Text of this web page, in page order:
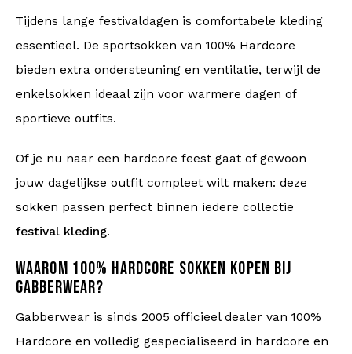
Tijdens lange festivaldagen is comfortabele kleding
essentieel. De sportsokken van 100% Hardcore
bieden extra ondersteuning en ventilatie, terwijl de
enkelsokken ideaal zijn voor warmere dagen of
sportieve outfits.
Of je nu naar een hardcore feest gaat of gewoon
jouw dagelijkse outfit compleet wilt maken: deze
sokken passen perfect binnen iedere collectie
festival kleding.
WAAROM 100% HARDCORE SOKKEN KOPEN BIJ
GABBERWEAR?
Gabberwear is sinds 2005 officieel dealer van 100%
Hardcore en volledig gespecialiseerd in hardcore en